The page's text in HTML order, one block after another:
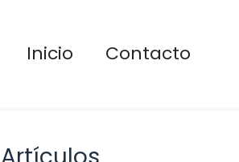
Inicio Contacto